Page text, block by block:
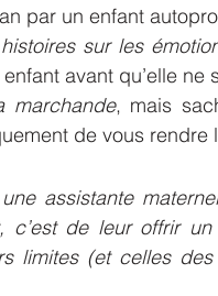
par un enfant
sur les
avant qu’elle ne
marchande, mais
de vous rendre
assistante
c’est de leur offrir
limites (et celles